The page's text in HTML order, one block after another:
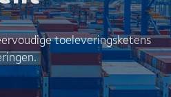
toeleveringsketens